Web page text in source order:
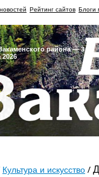
Рейтинг сайтов Блоги
района — 3
2026
Культура и искусство